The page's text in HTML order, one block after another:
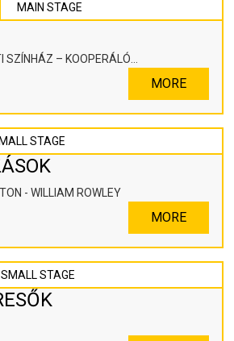
MAIN STAGE
SZÍNHÁZ – KOOPERÁLÓ
MORE
STAGE
- WILLIAM ROWLEY
MORE
SMALL STAGE